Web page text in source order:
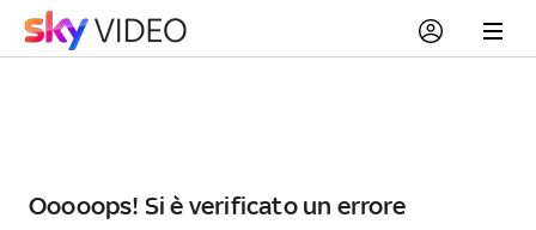
Ooooops! Si è verificato un errore